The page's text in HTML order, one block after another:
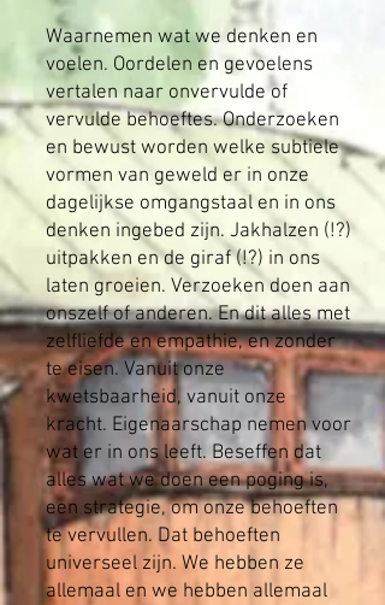
Waarnemen wat we denken en
voelen. Oordelen en gevoelens
vertalen naar onvervulde of
vervulde behoeftes. Onderzoeken
en bewust worden welke subtiele
vormen van geweld er in onze
dagelijkse omgangstaal en in ons
denken ingebed zijn. Jakhalzen (!?)
uitpakken en de giraf (!?) in ons
laten groeien. Verzoeken doen aan
onszelf of anderen. En dit alles met
zelfliefde en empathie, en zonder
te eisen. Vanuit onze
kwetsbaarheid, vanuit onze
kracht. Eigenaarschap nemen voor
wat er in ons leeft. Beseffen dat
alles wat we doen een poging is,
een strategie, om onze behoeften
te vervullen. Dat behoeften
universeel zijn. We hebben ze
allemaal en we hebben allemaal